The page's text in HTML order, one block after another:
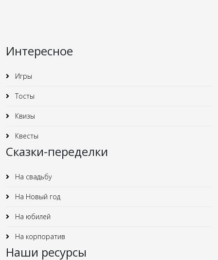
Интересное
Игры
Тосты
Квизы
Квесты
Сказки-переделки
На свадьбу
На Новый год
На юбилей
На корпоратив
Наши ресурсы